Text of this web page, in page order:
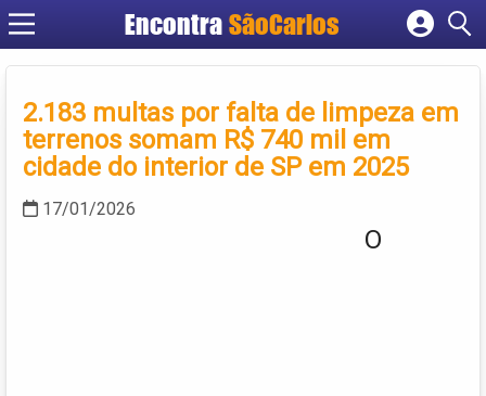
EncontraSãoCarlos
Cadastrar empresa
Criar conta
2.183 multas por falta de limpeza em
terrenos somam R$ 740 mil em
cidade do interior de SP em 2025
17/01/2026
O